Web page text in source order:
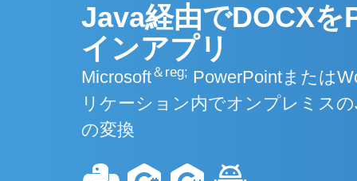
Java経由でDOCXを
インアプリ
Microsoft＆reg; PowerPointまたは
リケーション内でオンプレミス
の変換